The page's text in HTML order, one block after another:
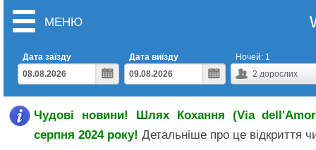
МЕНЮ
Дата заїзду
Дата виїзду
2 дорослих
Ночей: 1
Чудові новини! Шлях Кохання (Via
серпня 2024 року! Детальніше про це відкриття